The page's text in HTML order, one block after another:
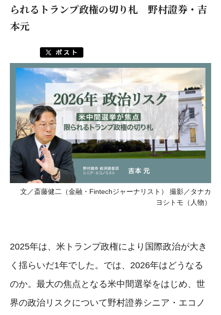
られるトランプ政権の切り札 野村證券・吉
本元
文／斎藤健二（金融・Fintechジャーナリスト） 撮影／タナカ
ヨシトモ（人物）
2025年は、米トランプ政権により国際政治が大き
く揺らいだ1年でした。では、2026年はどうなる
のか。最大の焦点となる米中間選挙をはじめ、世
界の政治リスクについて野村證券シニア・エコノ